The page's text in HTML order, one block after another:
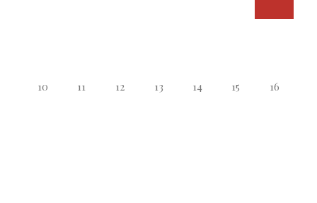
10 11 12 13 14 15 16